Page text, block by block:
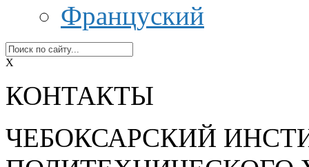
Француский
X
КОНТАКТЫ
ЧЕБОКСАРСКИЙ